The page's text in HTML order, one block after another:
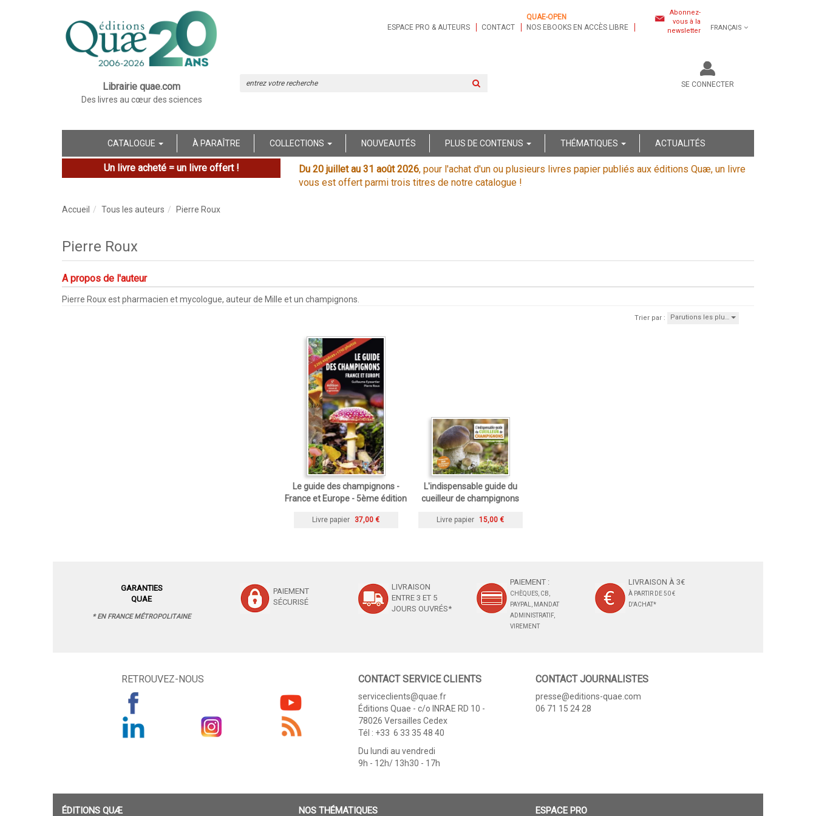
Librairie quae.com
Des livres au cœur des sciences
ESPACE PRO & AUTEURS CONTACT
QUAE-OPEN
NOS EBOOKS EN ACCÈS LIBRE
Abonnez-
vous à la
newsletter
FRANÇAIS
SE CONNECTER
CATALOGUE À PARAÎTRE COLLECTIONS NOUVEAUTÉS PLUS DE CONTENUS THÉMATIQUES ACTUALITÉS
Un livre acheté = un livre offert ! Du 20 juillet au 31 août 2026, pour l'achat d'un ou plusieurs livres papier publiés aux éditions Quæ, un livre
vous est offert parmi trois titres de notre catalogue !
Accueil Tous les auteurs Pierre Roux
Pierre Roux
A propos de l'auteur
Pierre Roux est pharmacien et mycologue, auteur de Mille et un champignons.
Trier par : Parutions les plu…
Le guide des champignons -
France et Europe - 5ème édition
Livre papier 37,00 €
L'indispensable guide du
cueilleur de champignons
Livre papier 15,00 €
GARANTIES
QUAE
* EN FRANCE MÉTROPOLITAINE
PAIEMENT
SÉCURISÉ
LIVRAISON
ENTRE 3 ET 5
JOURS OUVRÉS*
PAIEMENT :
CHÈQUES, CB,
PAYPAL, MANDAT
ADMINISTRATIF,
VIREMENT
LIVRAISON À 3€
À PARTIR DE 50 €
D'ACHAT*
RETROUVEZ-NOUS CONTACT SERVICE CLIENTS
serviceclients@quae.fr
Éditions Quae - c/o INRAE RD 10 -
78026 Versailles Cedex
Tél : +33 6 33 35 48 40
Du lundi au vendredi
9h - 12h/ 13h30 - 17h
CONTACT JOURNALISTES
presse@editions-quae.com
06 71 15 24 28
ÉDITIONS QUÆ NOS THÉMATIQUES ESPACE PRO